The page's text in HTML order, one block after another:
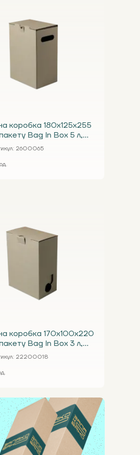
коробка 180х125х255
Bag In Box 5 л,
С під краник
: 2600065
коробка 170х100х220
Bag In Box 3 л,
Е під краник
: 22200018